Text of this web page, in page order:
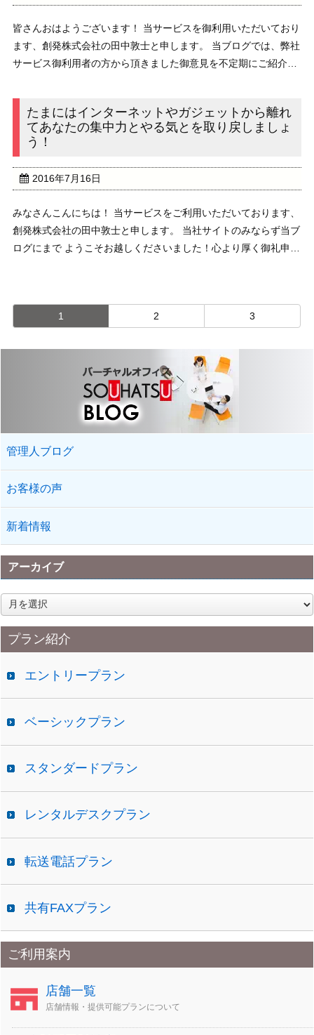
皆さんおはようございます！ 当サービスを御利用いただいており
ます、創発株式会社の田中敦士と申します。 当ブログでは、弊社
サービス御利用者の方から頂きました御意見を不定期にご紹介し
たまにはインターネットやガジェットから離れ
てあなたの集中力とやる気とを取り戻しましょ
う！
2016年7月16日
みなさんこんにちは！ 当サービスをご利用いただいております、
創発株式会社の田中敦士と申します。 当社サイトのみならず当ブ
ログにまで ようこそお越しくださいました！心より厚く御礼申し
1 2 3
管理人ブログ
お客様の声
新着情報
アーカイブ
ア
ー
カ
イプラン紹介
エントリープラン
ベーシックプラン
スタンダードプラン
レンタルデスクプラン
転送電話プラン
共有FAXプラン
ご利用案内
店舗一覧
店舗情報・提供可能プランについて